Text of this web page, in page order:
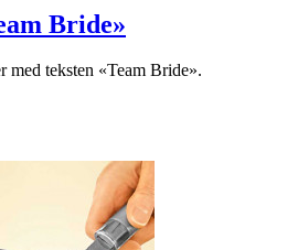
Bride»
med teksten «Team Bride».